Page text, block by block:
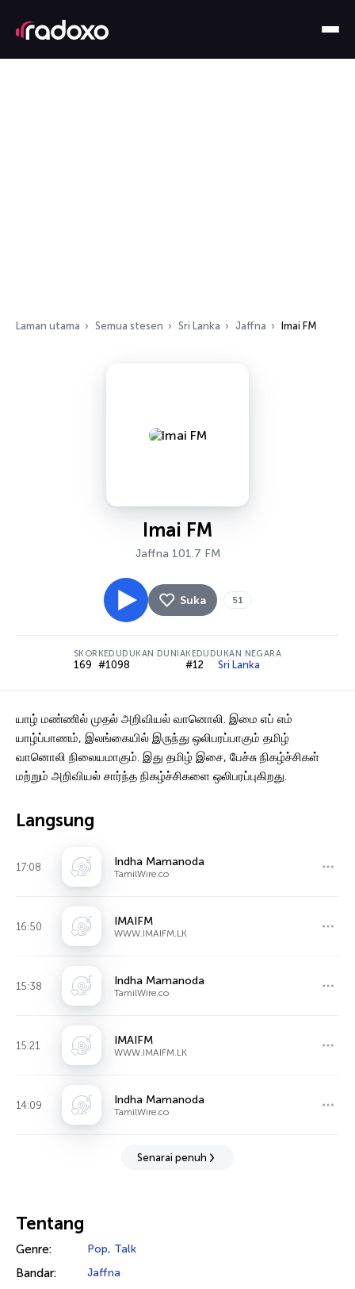
Laman utama Semua stesen Sri Lanka Jaffna Imai FM
Imai FM
Jaffna 101.7 FM
Suka 51
SKOR
169
KEDUDUKAN DUNIA
#1098
KEDUDUKAN NEGARA
#12 Sri Lanka
யாழ் மண்ணில் முதல் அறிவியல் வானொலி. இமை எப் எம்
யாழ்ப்பாணம், இலங்கையில் இருந்து ஒலிபரப்பாகும் தமிழ்
வானொலி நிலையமாகும். இது தமிழ் இசை, பேச்சு நிகழ்ச்சிகள்
மற்றும் அறிவியல் சார்ந்த நிகழ்ச்சிகளை ஒலிபரப்புகிறது.
Langsung
17:08 Indha Mamanoda
TamilWire.co
16:50 IMAIFM
WWW.IMAIFM.LK
15:38 Indha Mamanoda
TamilWire.co
15:21 IMAIFM
WWW.IMAIFM.LK
14:09 Indha Mamanoda
TamilWire.co
Senarai penuh
Tentang
Genre: Pop, Talk
Bandar: Jaffna